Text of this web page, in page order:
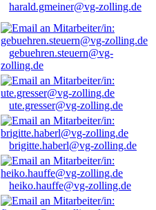
harald.gmeiner@vg-zolling.de
gebuehren.steuern@vg-
zolling.de
ute.gresser@vg-zolling.de
brigitte.haberl@vg-zolling.de
heiko.hauffe@vg-zolling.de